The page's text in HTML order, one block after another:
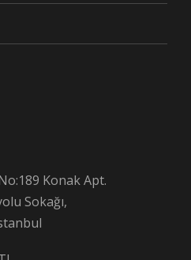
Konak Apt.
Sokağı,